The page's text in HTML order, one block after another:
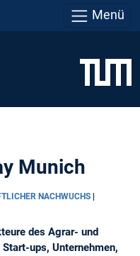
Menü
Munich
NACHWUCHS
des Agrar- und
ups, Unternehmen,